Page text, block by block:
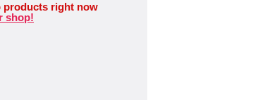
products right now
shop!